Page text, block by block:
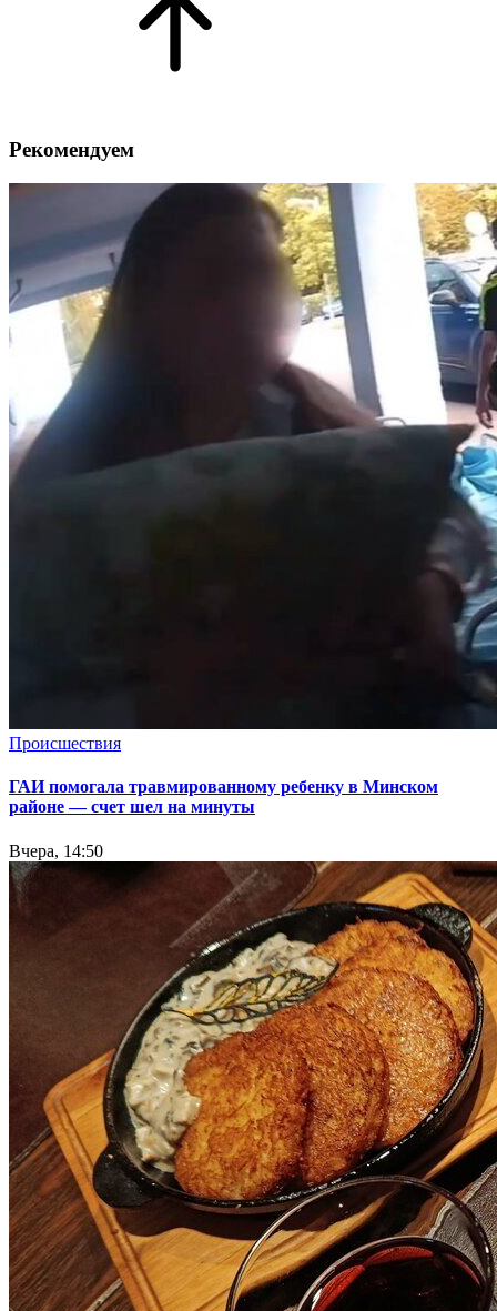
Рекомендуем
Происшествия
ГАИ помогала травмированному ребенку в Минском
районе — счет шел на минуты
Вчера, 14:50